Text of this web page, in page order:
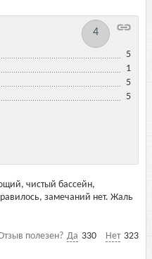
4
5
1
5
5
чистый бассейн,
замечаний нет. Жаль
полезен? Да 330 Нет 323